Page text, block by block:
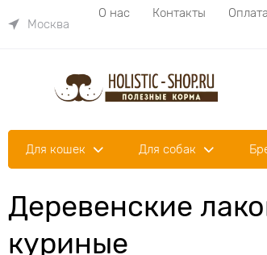
Москва
О нас Контакты Оплата
Для кошек Для собак
Деревенские
куриные